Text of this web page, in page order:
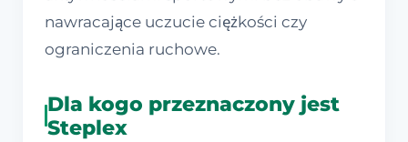
nawracające uczucie ciężkości czy
ograniczenia ruchowe.
Dla kogo przeznaczony jest
Steplex